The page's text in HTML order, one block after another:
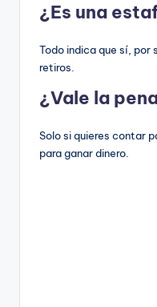
¿Es una
Todo indica que sí,
retiros.
¿Vale la
Solo si quieres contar
para ganar dinero.